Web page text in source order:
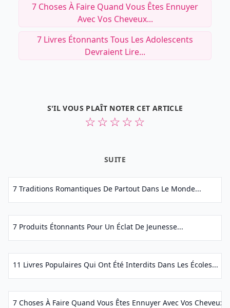
7 Choses À Faire Quand Vous Êtes Ennuyer
Avec Vos Cheveux...
7 Livres Étonnants Tous Les Adolescents
Devraient Lire...
S'IL VOUS PLAÎT NOTER CET ARTICLE
☆
☆
☆
☆
☆
SUITE
7 Traditions Romantiques De Partout Dans Le Monde...
7 Produits Étonnants Pour Un Éclat De Jeunesse...
11 Livres Populaires Qui Ont Été Interdits Dans Les Écoles...
7 Choses À Faire Quand Vous Êtes Ennuyer Avec Vos Cheveux...